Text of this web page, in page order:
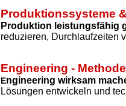
Produktionssysteme
Produktion leistungsfähig
reduzieren, Durchlaufzeiten
Engineering -
Engineering wirksam
Lösungen entwickeln und